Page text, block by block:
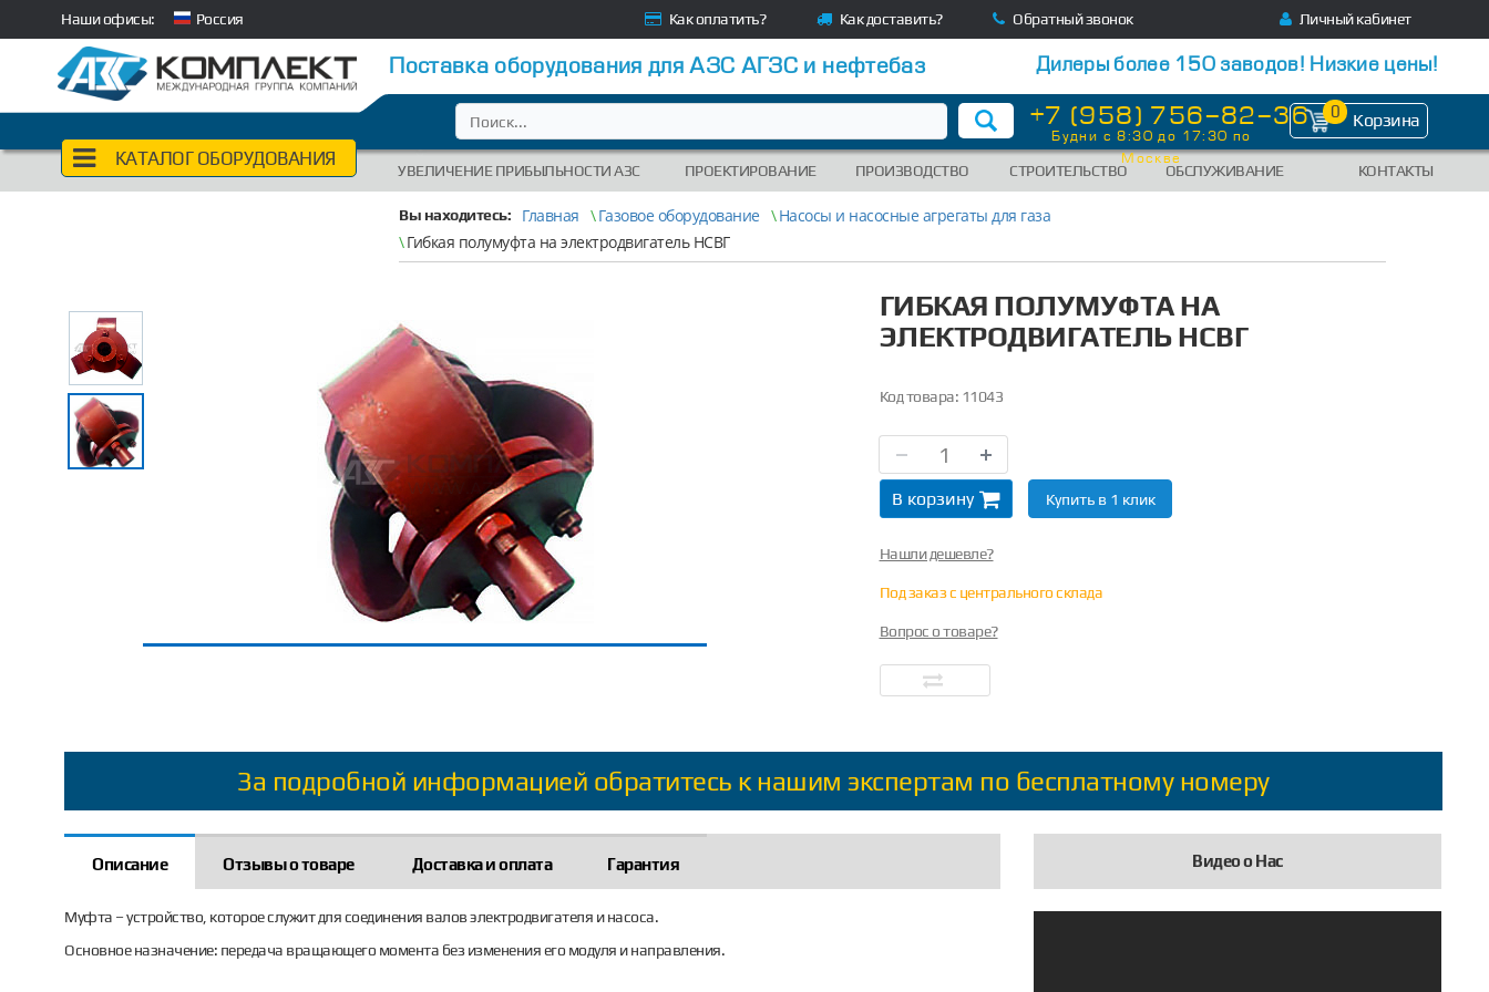
Наши офисы: Россия Как оплатить? Как доставить? Обратный звонок Личный кабинет
Поставка оборудования для АЗС АГЗС и нефтебаз Дилеры более 150 заводов! Низкие цены!
КАТАЛОГ ОБОРУДОВАНИЯ
+7 (958) 756-82-36
Будни с 8:30 до 17:30 по
Москве
0 Корзина
УВЕЛИЧЕНИЕ ПРИБЫЛЬНОСТИ АЗС ПРОЕКТИРОВАНИЕ ПРОИЗВОДСТВО СТРОИТЕЛЬСТВО ОБСЛУЖИВАНИЕ КОНТАКТЫ
Вы находитесь: Главная \Газовое оборудование \Насосы и насосные агрегаты для газа
\Гибкая полумуфта на электродвигатель НСВГ
ГИБКАЯ ПОЛУМУФТА НА
ЭЛЕКТРОДВИГАТЕЛЬ НСВГ
Код товара: 11043
В корзину Купить в 1 клик
Нашли дешевле?
Под заказ с центрального склада
Вопрос о товаре?
За подробной информацией обратитесь к нашим экспертам по бесплатному номеру
Описание Отзывы о товаре Доставка и оплата Гарантия
Муфта – устройство, которое служит для соединения валов электродвигателя и насоса.
Основное назначение: передача вращающего момента без изменения его модуля и направления.
Видео о Нас